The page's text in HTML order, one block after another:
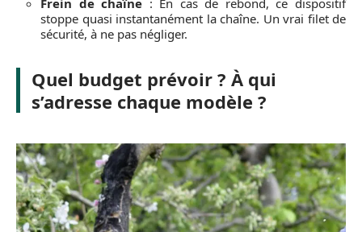
Frein de chaîne : En cas de rebond, ce dispositif
stoppe quasi instantanément la chaîne. Un vrai filet de
sécurité, à ne pas négliger.
Quel budget prévoir ? À qui
s’adresse chaque modèle ?